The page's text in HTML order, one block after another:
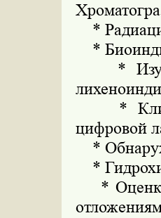
*
*
*
*
цифровой
*
*
* Оценка